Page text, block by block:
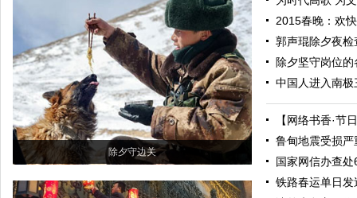
除夕守边关
2015春晚：欢
郭声琨除夕夜
除夕坚守岗位
中国人进入南极
【网络书香·节
鲁甸地震受损
国家网信办查
铁路春运单日